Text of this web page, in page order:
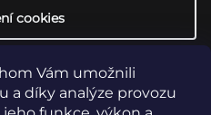
Vám umožnili
a díky analýze provozu
cookies